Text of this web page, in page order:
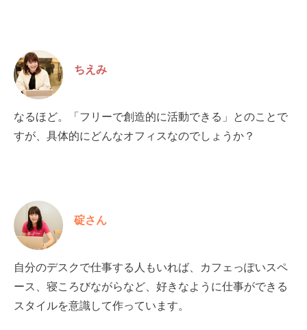
ちえみ
なるほど。「フリーで創造的に活動できる」とのことで
すが、具体的にどんなオフィスなのでしょうか？
碇さん
自分のデスクで仕事する人もいれば、カフェっぽいスペ
ース、寝ころびながらなど、好きなように仕事ができる
スタイルを意識して作っています。